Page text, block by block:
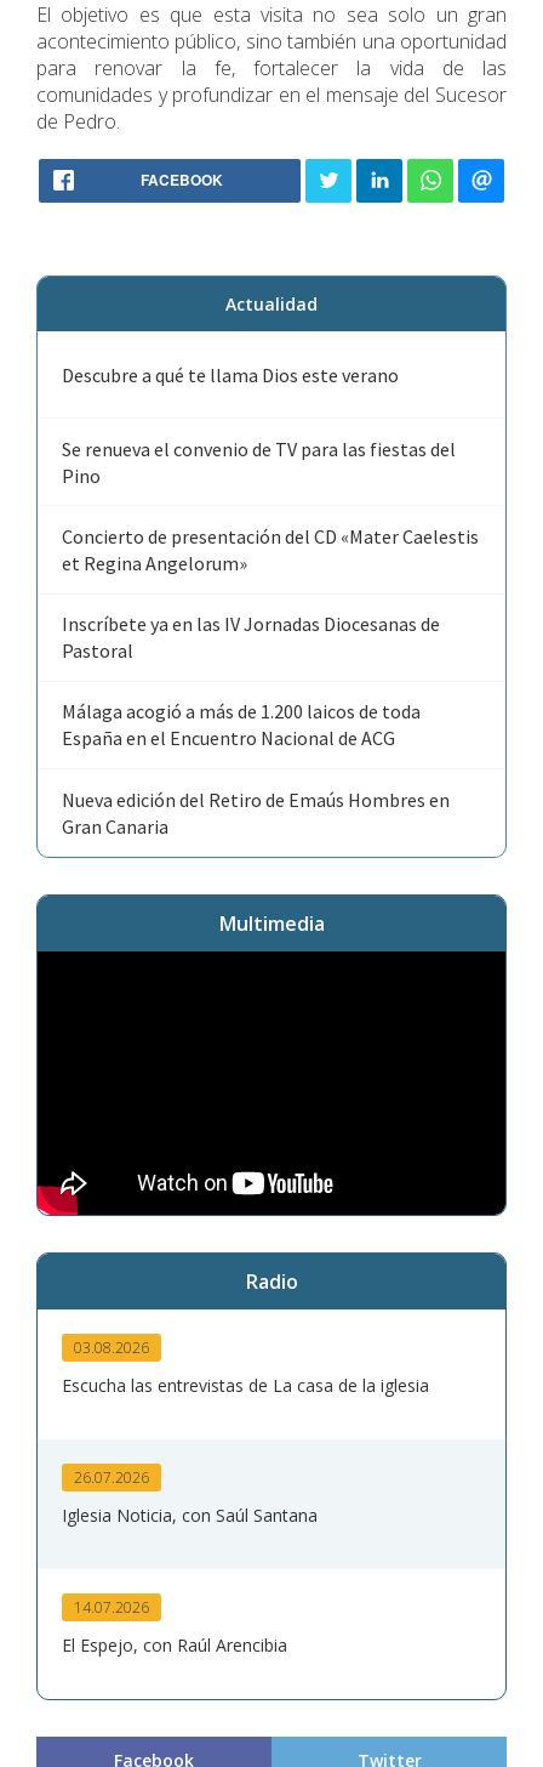
El objetivo es que esta visita no sea solo un gran
acontecimiento público, sino también una oportunidad
para renovar la fe, fortalecer la vida de las
comunidades y profundizar en el mensaje del Sucesor
de Pedro.
FACEBOOK
Actualidad
Descubre a qué te llama Dios este verano
Se renueva el convenio de TV para las fiestas del
Pino
Concierto de presentación del CD «Mater Caelestis
et Regina Angelorum»
Inscríbete ya en las IV Jornadas Diocesanas de
Pastoral
Málaga acogió a más de 1.200 laicos de toda
España en el Encuentro Nacional de ACG
Nueva edición del Retiro de Emaús Hombres en
Gran Canaria
Multimedia
Radio
03.08.2026
Escucha las entrevistas de La casa de la iglesia
26.07.2026
Iglesia Noticia, con Saúl Santana
14.07.2026
El Espejo, con Raúl Arencibia
Facebook Twitter